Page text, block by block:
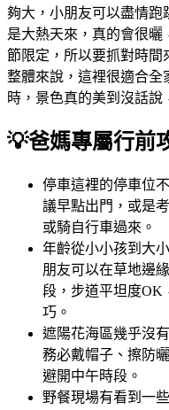
夠大，小朋友可以盡情跑
是大熱天來，真的會很
節限定，所以要抓對時間
整體來說，這裡很適合全
時，景色真的美到沒話說
💡爸媽專屬行前
停車這裡的停車位
議早點出門，或是
或騎自行車過來。
年齡從小小孩到大
朋友可以在草地邊
段，步道平坦度OK
巧。
遮陽花海區幾乎沒
務必戴帽子、擦防
避開中午時段。
野餐現場有看到一